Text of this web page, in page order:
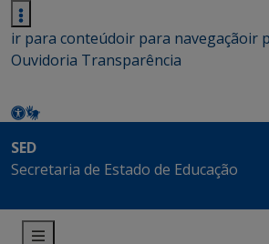
ir para conteúdoir para navegaçãoir
Ouvidoria Transparência
SED
Secretaria de Estado de Educação